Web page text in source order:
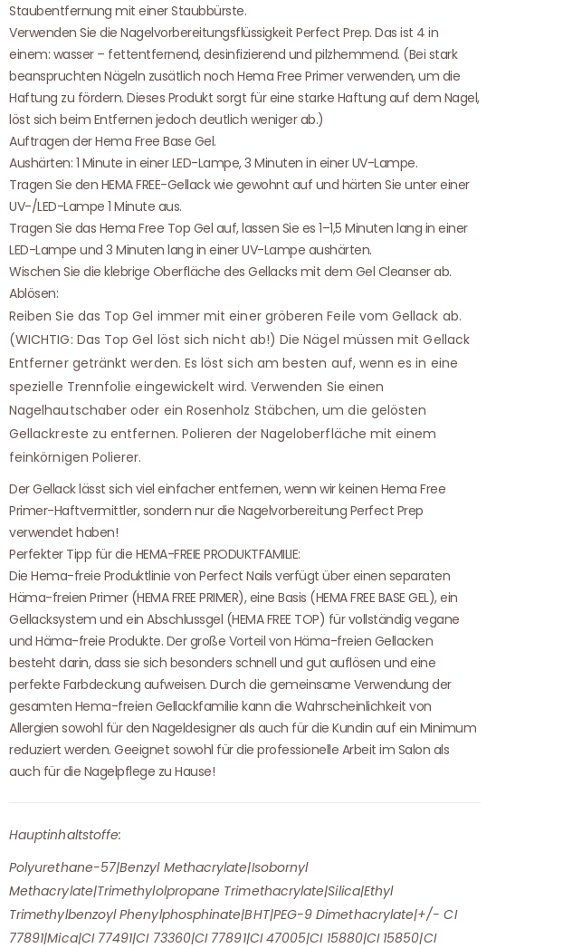
Staubentfernung mit einer Staubbürste.
Verwenden Sie die Nagelvorbereitungsflüssigkeit Perfect Prep. Das ist 4 in
einem: wasser – fettentfernend, desinfizierend und pilzhemmend. (Bei stark
beanspruchten Nägeln zusätlich noch Hema Free Primer verwenden, um die
Haftung zu fördern. Dieses Produkt sorgt für eine starke Haftung auf dem Nagel,
löst sich beim Entfernen jedoch deutlich weniger ab.)
Auftragen der Hema Free Base Gel.
Aushärten: 1 Minute in einer LED-Lampe, 3 Minuten in einer UV-Lampe.
Tragen Sie den HEMA FREE-Gellack wie gewohnt auf und härten Sie unter einer
UV-/LED-Lampe 1 Minute aus.
Tragen Sie das Hema Free Top Gel auf, lassen Sie es 1–1,5 Minuten lang in einer
LED-Lampe und 3 Minuten lang in einer UV-Lampe aushärten.
Wischen Sie die klebrige Oberfläche des Gellacks mit dem Gel Cleanser ab.
Ablösen:
Reiben Sie das Top Gel immer mit einer gröberen Feile vom Gellack ab.
(WICHTIG: Das Top Gel löst sich nicht ab!) Die Nägel müssen mit Gellack
Entferner getränkt werden. Es löst sich am besten auf, wenn es in eine
spezielle Trennfolie eingewickelt wird. Verwenden Sie einen
Nagelhautschaber oder ein Rosenholz Stäbchen, um die gelösten
Gellackreste zu entfernen. Polieren der Nageloberfläche mit einem
feinkörnigen Polierer.
Der Gellack lässt sich viel einfacher entfernen, wenn wir keinen Hema Free
Primer-Haftvermittler, sondern nur die Nagelvorbereitung Perfect Prep
verwendet haben!
Perfekter Tipp für die HEMA-FREIE PRODUKTFAMILIE:
Die Hema-freie Produktlinie von Perfect Nails verfügt über einen separaten
Häma-freien Primer (HEMA FREE PRIMER), eine Basis (HEMA FREE BASE GEL), ein
Gellacksystem und ein Abschlussgel (HEMA FREE TOP) für vollständig vegane
und Häma-freie Produkte. Der große Vorteil von Häma-freien Gellacken
besteht darin, dass sie sich besonders schnell und gut auflösen und eine
perfekte Farbdeckung aufweisen. Durch die gemeinsame Verwendung der
gesamten Hema-freien Gellackfamilie kann die Wahrscheinlichkeit von
Allergien sowohl für den Nageldesigner als auch für die Kundin auf ein Minimum
reduziert werden. Geeignet sowohl für die professionelle Arbeit im Salon als
auch für die Nagelpflege zu Hause!
Hauptinhaltstoffe:
Polyurethane-57|Benzyl Methacrylate|Isobornyl
Methacrylate|Trimethylolpropane Trimethacrylate|Silica|Ethyl
Trimethylbenzoyl Phenylphosphinate|BHT|PEG-9 Dimethacrylate|+/- CI
77891|Mica|CI 77491|CI 73360|CI 77891|CI 47005|CI 15880|CI 15850|CI